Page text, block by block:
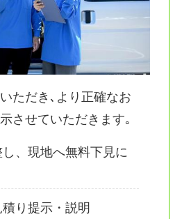
ただき､より正確なお
させていただきます｡
し、現地へ無料下見に
り提示・説明